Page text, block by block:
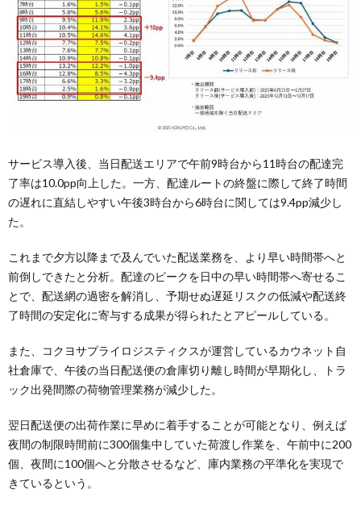
サービス導入後、当日配送エリアで午前9時台から11時台の配達完
了率は10.0pp向上した。一方、配達ルートの終盤に際して終了時間
の遅れに直結しやすい午後3時台から6時台に関しては9.4pp減少し
た。
これまで夕方以降まで及んでいた配送業務を、より早い時間帯へと
前倒しできたと分析。配達のピークを日中の早い時間帯へ寄せるこ
とで、配送網の過密を解消し、予期せぬ遅延リスクの低減や配送終
了時間の安定化に寄与する成果が得られたとアピールしている。
また、コクヨサプライロジスティクスが運営しているカウネット自
社倉庫で、午後の当日配送便の倉庫切り離し時間が早期化し、トラ
ック出発間際の荷物管理業務が減少した。
翌日配送便の出荷作業に早めに着手することが可能となり、例えば
夜間の制限時間前に300個集中していた荷渡し作業を、午前中に200
個、夜間に100個へと分散させるなど、庫内業務の平準化を実現で
きているという。